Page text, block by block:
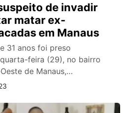
de invadir
matar ex-
em Manaus
31 anos foi preso
feira (29), no bairro
de Manaus,…